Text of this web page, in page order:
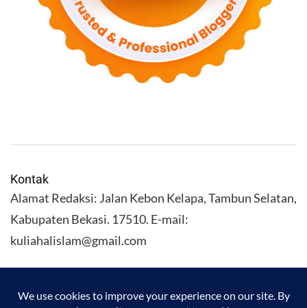
Kontak
Alamat Redaksi: Jalan Kebon Kelapa, Tambun Selatan,
Kabupaten Bekasi. 17510. E-mail:
kuliahalislam@gmail.com